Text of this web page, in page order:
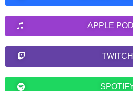
APPLE
TWITCH